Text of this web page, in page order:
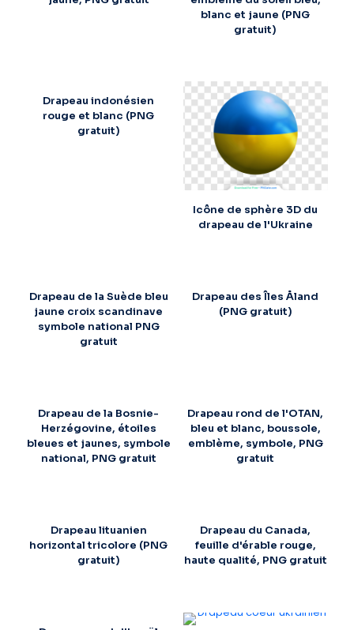
blanc et jaune (PNG
gratuit)
Drapeau indonésien
rouge et blanc (PNG
gratuit)
Icône de sphère 3D du
drapeau de l'Ukraine
Drapeau de la Suède bleu
jaune croix scandinave
symbole national PNG
gratuit
Drapeau des Îles Åland
(PNG gratuit)
Drapeau de la Bosnie-
Herzégovine, étoiles
bleues et jaunes, symbole
national, PNG gratuit
Drapeau rond de l'OTAN,
bleu et blanc, boussole,
emblème, symbole, PNG
gratuit
Drapeau lituanien
horizontal tricolore (PNG
gratuit)
Drapeau du Canada,
feuille d'érable rouge,
haute qualité, PNG gratuit